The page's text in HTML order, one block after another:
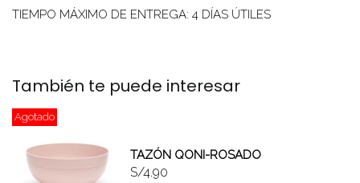
TIEMPO MÁXIMO DE ENTREGA: 4 DÍAS ÚTILES
También te puede interesar
Agotado
TAZÓN QONI-ROSADO
S/4.90